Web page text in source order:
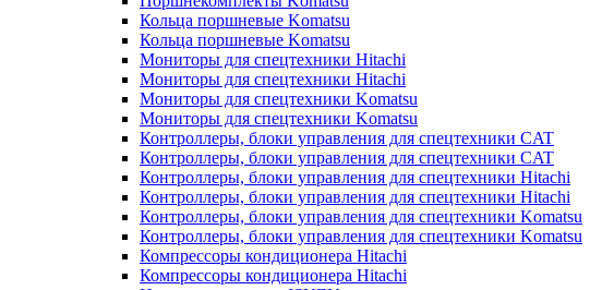
Кольца поршневые Komatsu
Кольца поршневые Komatsu
Мониторы для спецтехники Hitachi
Мониторы для спецтехники Hitachi
Мониторы для спецтехники Komatsu
Мониторы для спецтехники Komatsu
Контроллеры, блоки управления для спецтехники CAT
Контроллеры, блоки управления для спецтехники CAT
Контроллеры, блоки управления для спецтехники Hitachi
Контроллеры, блоки управления для спецтехники Hitachi
Контроллеры, блоки управления для спецтехники Komatsu
Контроллеры, блоки управления для спецтехники Komatsu
Компрессоры кондиционера Hitachi
Компрессоры кондиционера Hitachi